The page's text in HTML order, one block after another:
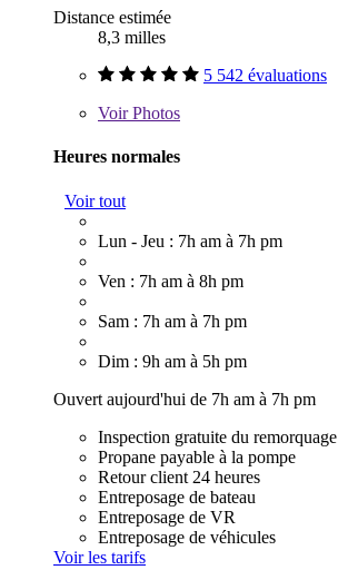
Distance estimée
8,3 milles
5 542 évaluations
VoirPhotos
Heures normales
Voir tout
Lun - Jeu : 7h am à 7h pm
Ven : 7h am à 8h pm
Sam : 7h am à 7h pm
Dim : 9h am à 5h pm
Ouvert aujourd'hui de 7h am à 7h pm
Inspection gratuite du remorquage
Propane payable à la pompe
Retour client 24 heures
Entreposage de bateau
Entreposage de VR
Entreposage de véhicules
Voir les tarifs